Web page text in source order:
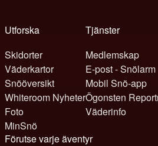
Utforska
Skidorter
Väderkartor
Snööversikt
Whiteroom Nyheter
Foto
MinSnö
Tjänster
Medlemskap
E-post - Snölarm
Mobil Snö-app
Ögonsten
Väderinfo
Förutse varje äventyr